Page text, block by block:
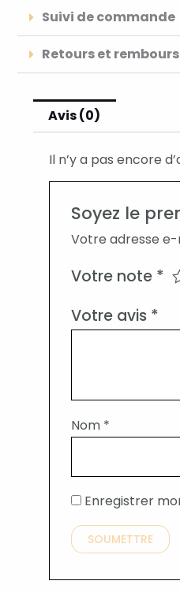
Suivi de commande
Retours et
Avis (0)
Il n’y a pas encore
Soyez le
Votre adresse e-
Votre note *
Votre avis *
Nom *
Enregistrer